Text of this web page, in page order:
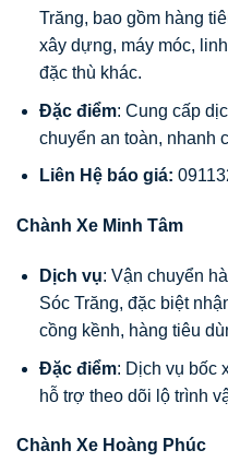
Trăng, bao gồm hàng
xây dựng, máy móc,
đặc thù khác.
Đặc điểm: Cung cấp
chuyển an toàn, nhanh
Liên Hệ báo giá:
Chành Xe Minh Tâm
Dịch vụ: Vận chuyển
Sóc Trăng, đặc biệt
cồng kềnh, hàng tiêu
Đặc điểm: Dịch vụ bốc
hỗ trợ theo dõi lộ trình
Chành Xe Hoàng Phúc